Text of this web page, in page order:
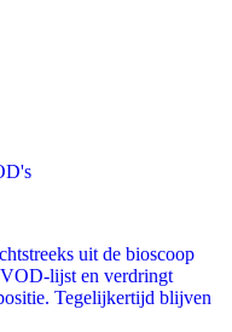
uit de bioscoop
lijst en verdringt
Tegelijkertijd blijven